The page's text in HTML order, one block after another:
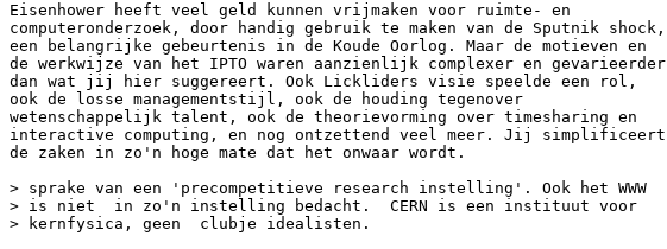
Eisenhower heeft veel geld kunnen vrijmaken voor ruimte- en
computeronderzoek, door handig gebruik te maken van de Sputnik shock,
een belangrijke gebeurtenis in de Koude Oorlog. Maar de motieven en
de werkwijze van het IPTO waren aanzienlijk complexer en gevarieerder
dan wat jij hier suggereert. Ook Lickliders visie speelde een rol,
ook de losse managementstijl, ook de houding tegenover
wetenschappelijk talent, ook de theorievorming over timesharing en
interactive computing, en nog ontzettend veel meer. Jij simplificeert
de zaken in zo'n hoge mate dat het onwaar wordt.
> sprake van een 'precompetitieve research instelling'. Ook het WWW
> is niet  in zo'n instelling bedacht.  CERN is een instituut voor
> kernfysica, geen  clubje idealisten.